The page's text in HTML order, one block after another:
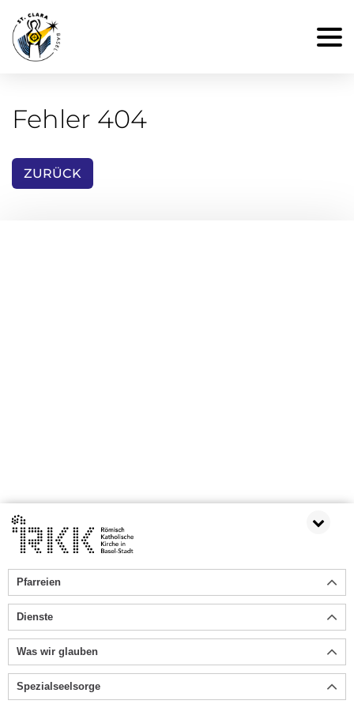
Fehler 404
ZURÜCK
Pfarreien
Dienste
Was wir glauben
Spezialseelsorge